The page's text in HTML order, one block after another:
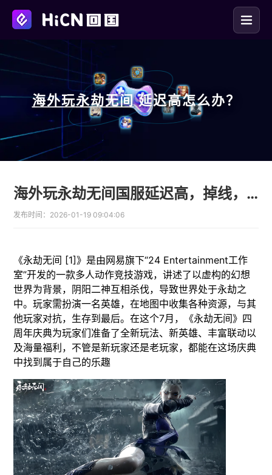
海外玩永劫无间 延迟高怎么办？
海外玩永劫无间国服延迟高，掉线，卡顿该怎么解决，海外玩国服永劫无间用什么加速器
发布时间： 2026-01-19 09:04:06
《永劫无间 [1]》是由网易旗下“24 Entertainment工作
室”开发的一款多人动作竞技游戏，讲述了以虚构的幻想
世界为背景，阴阳二神互相杀伐，导致世界处于永劫之
中。玩家需扮演一名英雄，在地图中收集各种资源，与其
他玩家对抗，生存到最后。在这个7月，《永劫无间》四
周年庆典为玩家们准备了全新玩法、新英雄、丰富联动以
及海量福利，不管是新玩家还是老玩家，都能在这场庆典
中找到属于自己的乐趣